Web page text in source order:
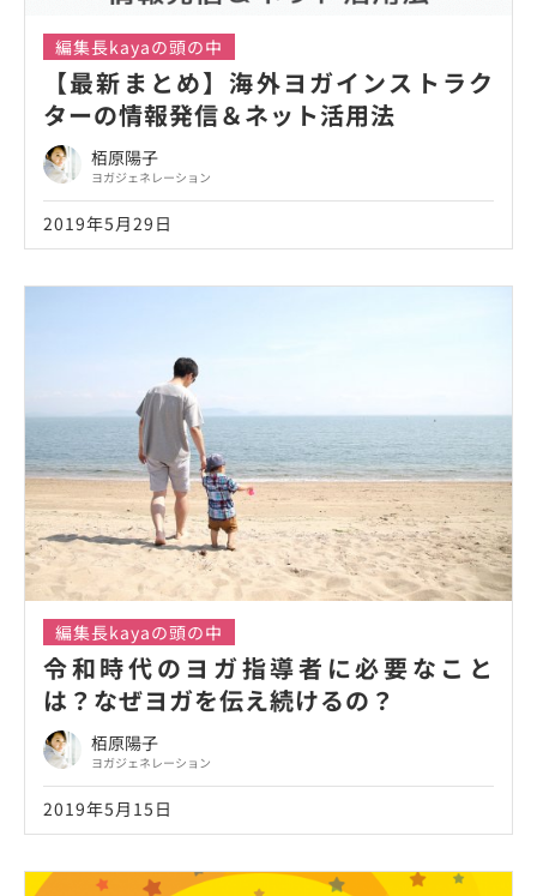
編集長kayaの頭の中
【最新まとめ】海外ヨガインストラク
ターの情報発信＆ネット活用法
栢原陽子
ヨガジェネレーション
2019年5月29日
編集長kayaの頭の中
令和時代のヨガ指導者に必要なこと
は？なぜヨガを伝え続けるの？
栢原陽子
ヨガジェネレーション
2019年5月15日